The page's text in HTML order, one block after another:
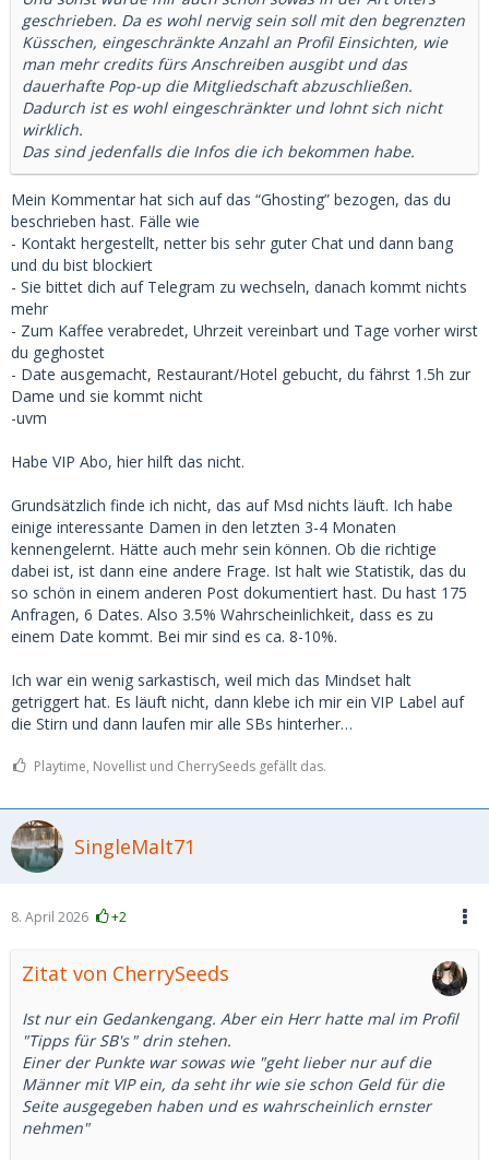
geschrieben. Da es wohl nervig sein soll mit den begrenzten
Küsschen, eingeschränkte Anzahl an Profil Einsichten, wie
man mehr credits fürs Anschreiben ausgibt und das
dauerhafte Pop-up die Mitgliedschaft abzuschließen.
Dadurch ist es wohl eingeschränkter und lohnt sich nicht
wirklich.
Das sind jedenfalls die Infos die ich bekommen habe.
Mein Kommentar hat sich auf das “Ghosting” bezogen, das du
beschrieben hast. Fälle wie
- Kontakt hergestellt, netter bis sehr guter Chat und dann bang
und du bist blockiert
- Sie bittet dich auf Telegram zu wechseln, danach kommt nichts
mehr
- Zum Kaffee verabredet, Uhrzeit vereinbart und Tage vorher wirst
du geghostet
- Date ausgemacht, Restaurant/Hotel gebucht, du fährst 1.5h zur
Dame und sie kommt nicht
-uvm
Habe VIP Abo, hier hilft das nicht.
Grundsätzlich finde ich nicht, das auf Msd nichts läuft. Ich habe
einige interessante Damen in den letzten 3-4 Monaten
kennengelernt. Hätte auch mehr sein können. Ob die richtige
dabei ist, ist dann eine andere Frage. Ist halt wie Statistik, das du
so schön in einem anderen Post dokumentiert hast. Du hast 175
Anfragen, 6 Dates. Also 3.5% Wahrscheinlichkeit, dass es zu
einem Date kommt. Bei mir sind es ca. 8-10%.
Ich war ein wenig sarkastisch, weil mich das Mindset halt
getriggert hat. Es läuft nicht, dann klebe ich mir ein VIP Label auf
die Stirn und dann laufen mir alle SBs hinterher…
Playtime, Novellist und CherrySeeds gefällt das.
SingleMalt71
8. April 2026 +2
Zitat von CherrySeeds
Ist nur ein Gedankengang. Aber ein Herr hatte mal im Profil
"Tipps für SB's " drin stehen.
Einer der Punkte war sowas wie "geht lieber nur auf die
Männer mit VIP ein, da seht ihr wie sie schon Geld für die
Seite ausgegeben haben und es wahrscheinlich ernster
nehmen"